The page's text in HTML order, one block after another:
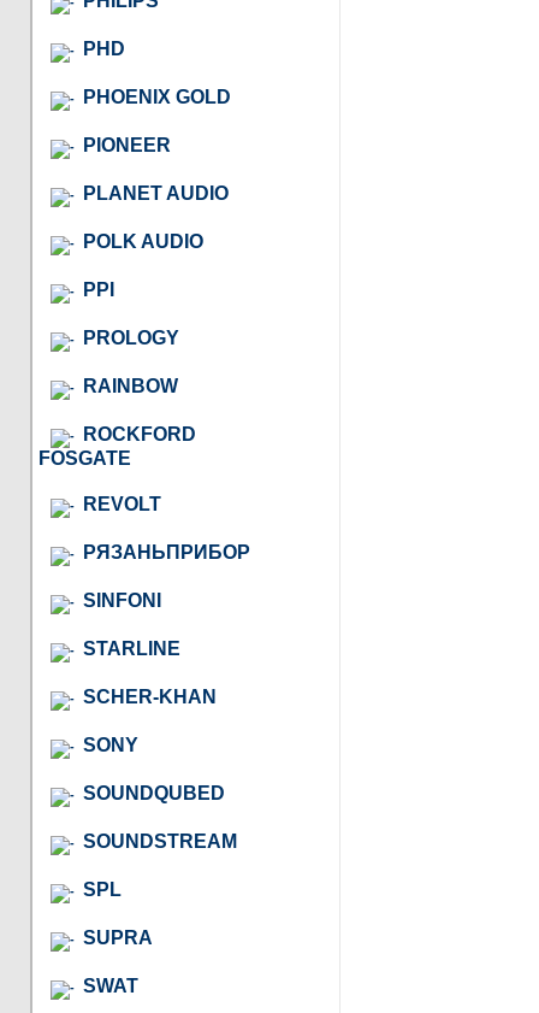
PHD
PHOENIX GOLD
PIONEER
PLANET AUDIO
POLK AUDIO
PPI
PROLOGY
RAINBOW
ROCKFORD
FOSGATE
REVOLT
РЯЗАНЬПРИБОР
SINFONI
STARLINE
SCHER-KHAN
SONY
SOUNDQUBED
SOUNDSTREAM
SPL
SUPRA
SWAT